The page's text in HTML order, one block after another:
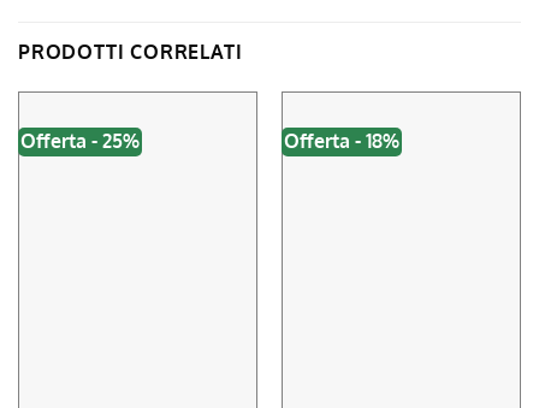
PRODOTTI CORRELATI
Offerta - 25% Offerta - 18%